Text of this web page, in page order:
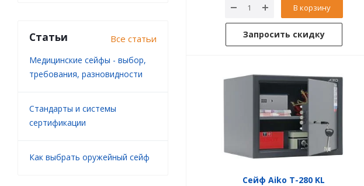
В корзину
Запросить скидку
Сейф Aiko T-280 KL
Статьи Все статьи
Медицинские сейфы - выбор,
требования, разновидности
Стандарты и системы
сертификации
Как выбрать оружейный сейф